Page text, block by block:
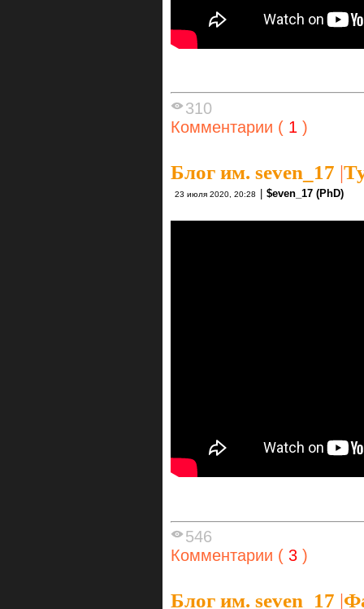
310
Комментарии ( 1 )
Блог им. seven_17 |
23 июля 2020, 20:28 $even_17 (PhD)
546
Комментарии ( 3 )
Блог им. seven_17 |